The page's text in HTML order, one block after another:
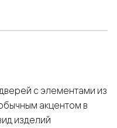
с элементами из
акцентом в
изделий